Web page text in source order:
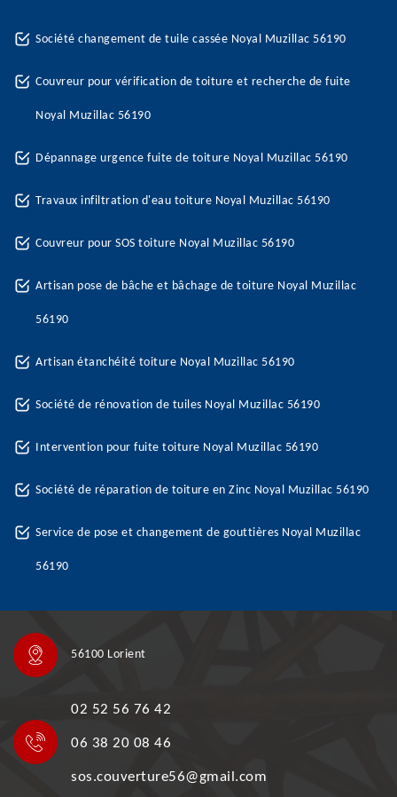
Société changement de tuile cassée Noyal Muzillac 56190
Couvreur pour vérification de toiture et recherche de fuite
Noyal Muzillac 56190
Dépannage urgence fuite de toiture Noyal Muzillac 56190
Travaux infiltration d'eau toiture Noyal Muzillac 56190
Couvreur pour SOS toiture Noyal Muzillac 56190
Artisan pose de bâche et bâchage de toiture Noyal Muzillac
56190
Artisan étanchéité toiture Noyal Muzillac 56190
Société de rénovation de tuiles Noyal Muzillac 56190
Intervention pour fuite toiture Noyal Muzillac 56190
Société de réparation de toiture en Zinc Noyal Muzillac 56190
Service de pose et changement de gouttières Noyal Muzillac
56190
56100 Lorient
02 52 56 76 42
06 38 20 08 46
sos.couverture56@gmail.com